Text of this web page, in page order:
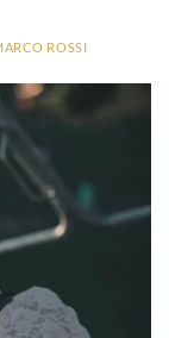
ROSSI